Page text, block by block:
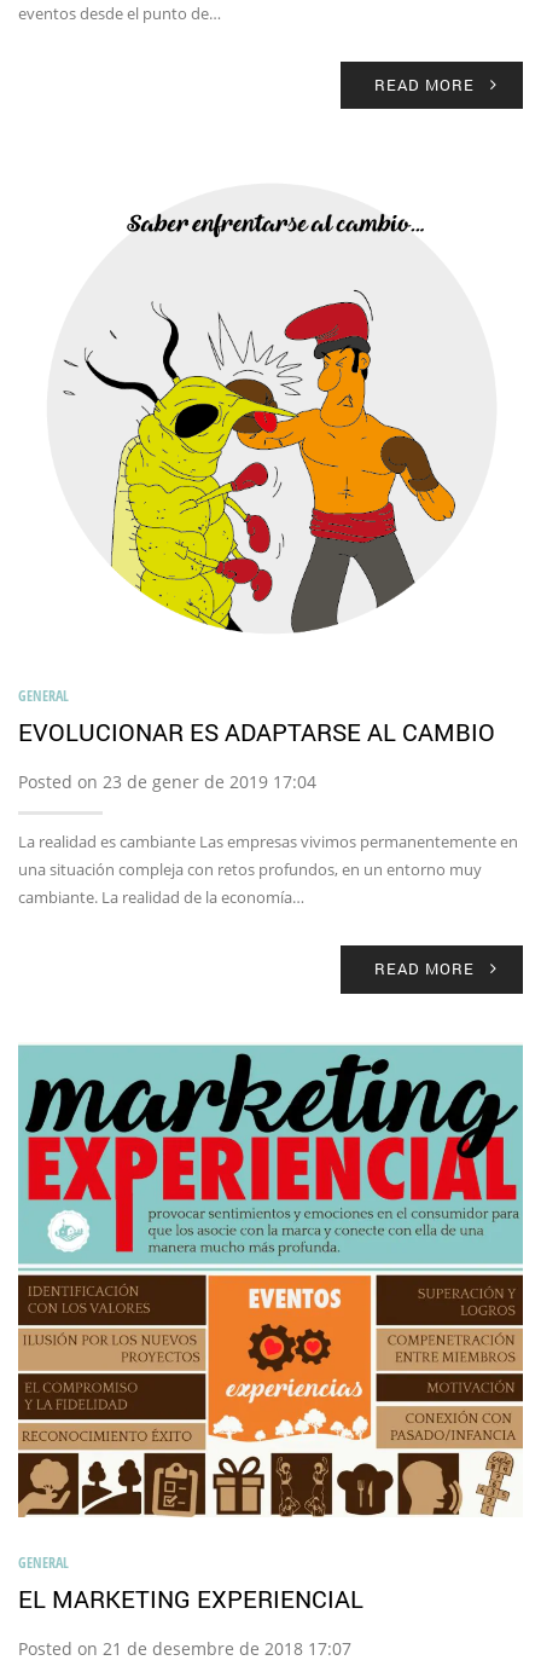
eventos desde el punto de…
READ MORE
GENERAL
EVOLUCIONAR ES ADAPTARSE AL CAMBIO
Posted on 23 de gener de 2019 17:04
La realidad es cambiante Las empresas vivimos permanentemente en
una situación compleja con retos profundos, en un entorno muy
cambiante. La realidad de la economía…
READ MORE
GENERAL
EL MARKETING EXPERIENCIAL
Posted on 21 de desembre de 2018 17:07